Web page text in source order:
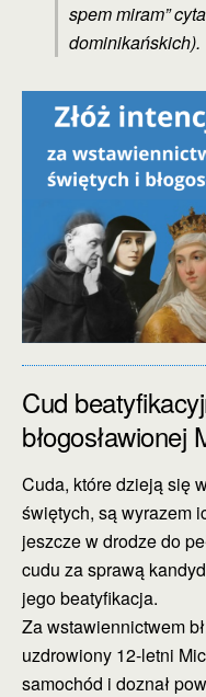
spem miram”
dominikańskich).
Cud
błogosławionej
Cuda, które dzieją się
świętych, są wyrazem
jeszcze w drodze do
cudu za sprawą
jego beatyfikacja.
Za wstawiennictwem
uzdrowiony 12-letni
samochód i doznał